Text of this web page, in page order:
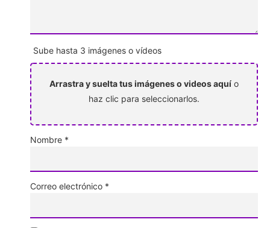
Sube hasta 3 imágenes o vídeos
Arrastra y suelta tus imágenes o videos aquí o
haz clic para seleccionarlos.
Nombre *
Correo electrónico *